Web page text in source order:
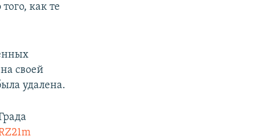
как те
своей
удалена.